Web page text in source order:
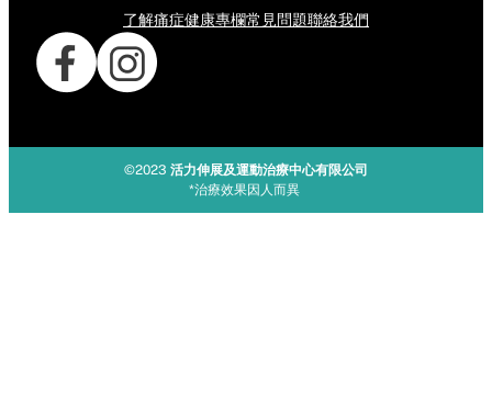
了解痛症健康專欄常見問題聯絡我們
©2023 活力伸展及運動治療中心有限公司
*治療效果因人而異